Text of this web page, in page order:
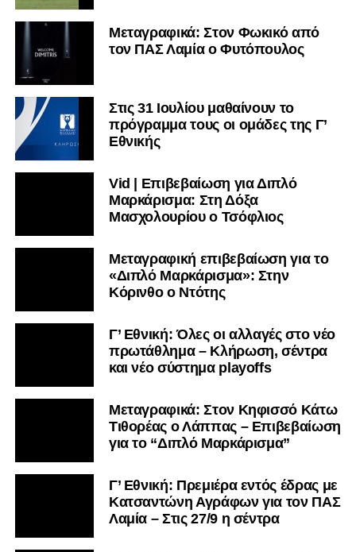
Μεταγραφικά: Στον Φωκικό από
τον ΠΑΣ Λαμία ο Φυτόπουλος
Στις 31 Ιουλίου μαθαίνουν το
πρόγραμμα τους οι ομάδες της Γ’
Εθνικής
Vid | Επιβεβαίωση για Διπλό
Μαρκάρισμα: Στη Δόξα
Μασχολουρίου ο Τσόφλιος
Μεταγραφική επιβεβαίωση για το
«Διπλό Μαρκάρισμα»: Στην
Κόρινθο ο Ντότης
Γ’ Εθνική: Όλες οι αλλαγές στο νέο
πρωτάθλημα – Κλήρωση, σέντρα
και νέο σύστημα playoffs
Μεταγραφικά: Στον Κηφισσό Κάτω
Τιθορέας ο Λάππας – Επιβεβαίωση
για το “Διπλό Μαρκάρισμα”
Γ’ Εθνική: Πρεμιέρα εντός έδρας με
Κατσαντώνη Αγράφων για τον ΠΑΣ
Λαμία – Στις 27/9 η σέντρα